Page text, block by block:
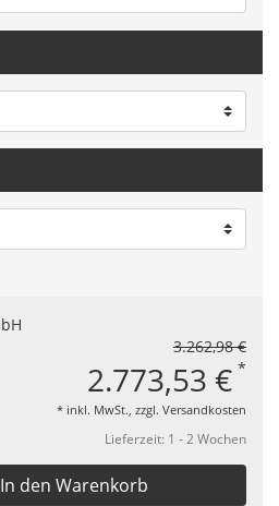
3.262,98 €
2.773,53 € *
* inkl. MwSt., zzgl. Versandkosten
Lieferzeit: 1 - 2 Wochen
In den Warenkorb